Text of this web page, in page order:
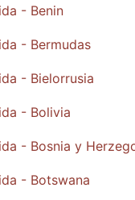
- Benin
- Bermudas
- Bielorrusia
- Bolivia
- Bosnia y
- Botswana